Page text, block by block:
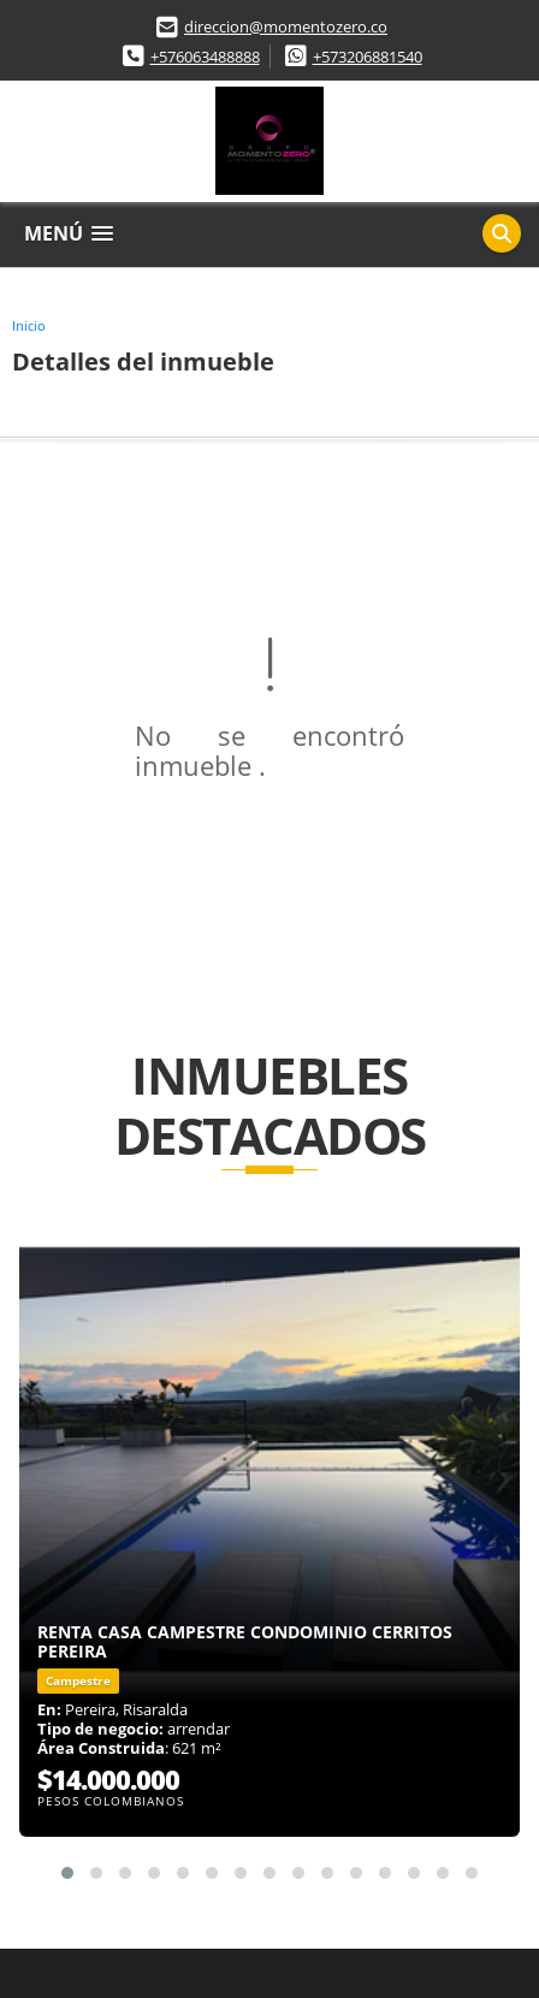
direccion@momentozero.co
+576063488888
+573206881540
MENÚ
Inicio
Detalles del inmueble
No se encontró
inmueble .
INMUEBLES
DESTACADOS
RENTA CASA CAMPESTRE CONDOMINIO CERRITOS
PEREIRA
Campestre
En: Pereira, Risaralda
Tipo de negocio: arrendar
Área Construida: 621 m²
$14.000.000
PESOS COLOMBIANOS